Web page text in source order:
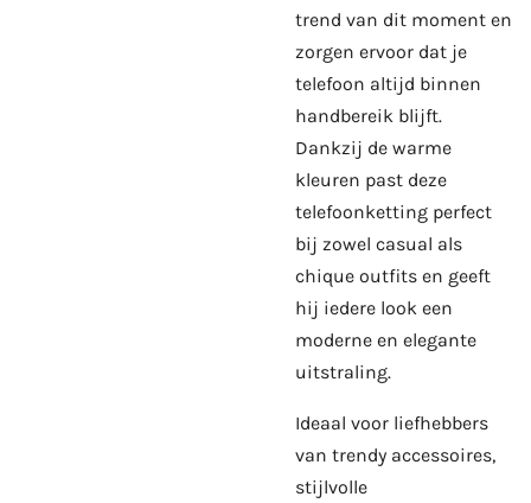
trend van dit moment en
zorgen ervoor dat je
telefoon altijd binnen
handbereik blijft.
Dankzij de warme
kleuren past deze
telefoonketting perfect
bij zowel casual als
chique outfits en geeft
hij iedere look een
moderne en elegante
uitstraling.
Ideaal voor liefhebbers
van trendy accessoires,
stijlvolle